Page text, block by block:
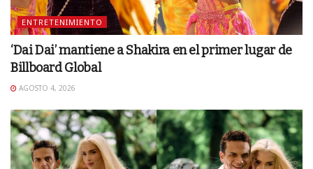
ENTRETENIMIENTO
‘Dai Dai’ mantiene a Shakira en el primer lugar de
Billboard Global
AGOSTO 4, 2026